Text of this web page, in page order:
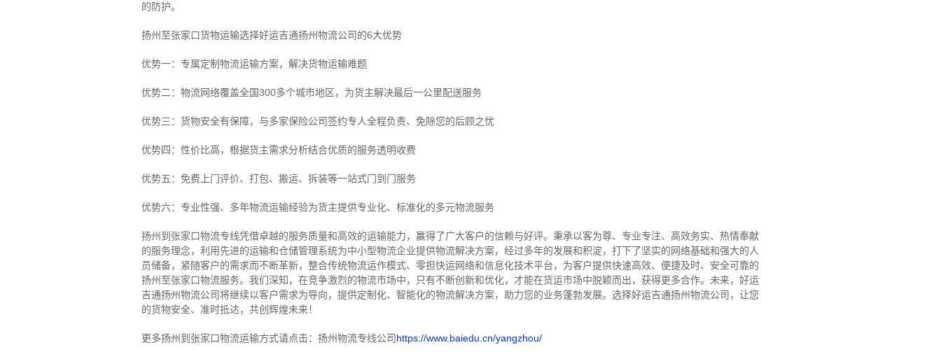
的防护。
扬州至张家口货物运输选择好运吉通扬州物流公司的6大优势
优势一：专属定制物流运输方案，解决货物运输难题
优势二：物流网络覆盖全国300多个城市地区，为货主解决最后一公里配送服务
优势三：货物安全有保障，与多家保险公司签约专人全程负责、免除您的后顾之忧
优势四：性价比高，根据货主需求分析结合优质的服务透明收费
优势五：免费上门评价、打包、搬运、拆装等一站式门到门服务
优势六：专业性强、多年物流运输经验为货主提供专业化、标准化的多元物流服务
扬州到张家口物流专线凭借卓越的服务质量和高效的运输能力，赢得了广大客户的信赖与好评。 秉承以客为尊、专业专注、高效务实、热情奉献
的服务理念，利用先进的运输和仓储管理系统为中小型物流企业提供物流解决方案，经过多年的发展和积淀，打下了坚实的网络基础和强大的人
员储备，紧随客户的需求而不断革新，整合传统物流运作模式、零担快运网络和信息化技术平台，为客户提供快速高效、便捷及时、安全可靠的
扬州至张家口物流服务。 我们深知，在竞争激烈的物流市场中，只有不断创新和优化，才能在货运市场中脱颖而出，获得更多合作。 未来，好运
吉通扬州物流公司将继续以客户需求为导向，提供定制化、智能化的物流解决方案，助力您的业务蓬勃发展。选择好运吉通扬州物流公司，让您
的货物安全、准时抵达，共创辉煌未来！
更多扬州到张家口物流运输方式请点击：扬州物流专线公司https://www.baiedu.cn/yangzhou/